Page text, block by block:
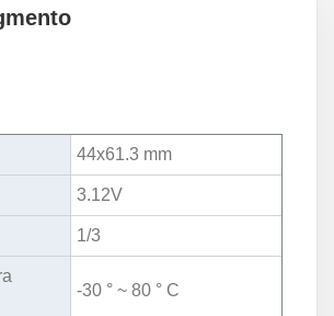
44x61.3 mm
3.12V
1/3
-30 ° ~ 80 ° C